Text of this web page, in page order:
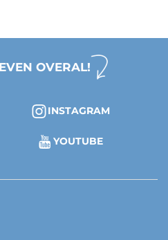
OVERAL!
INSTAGRAM
YOUTUBE